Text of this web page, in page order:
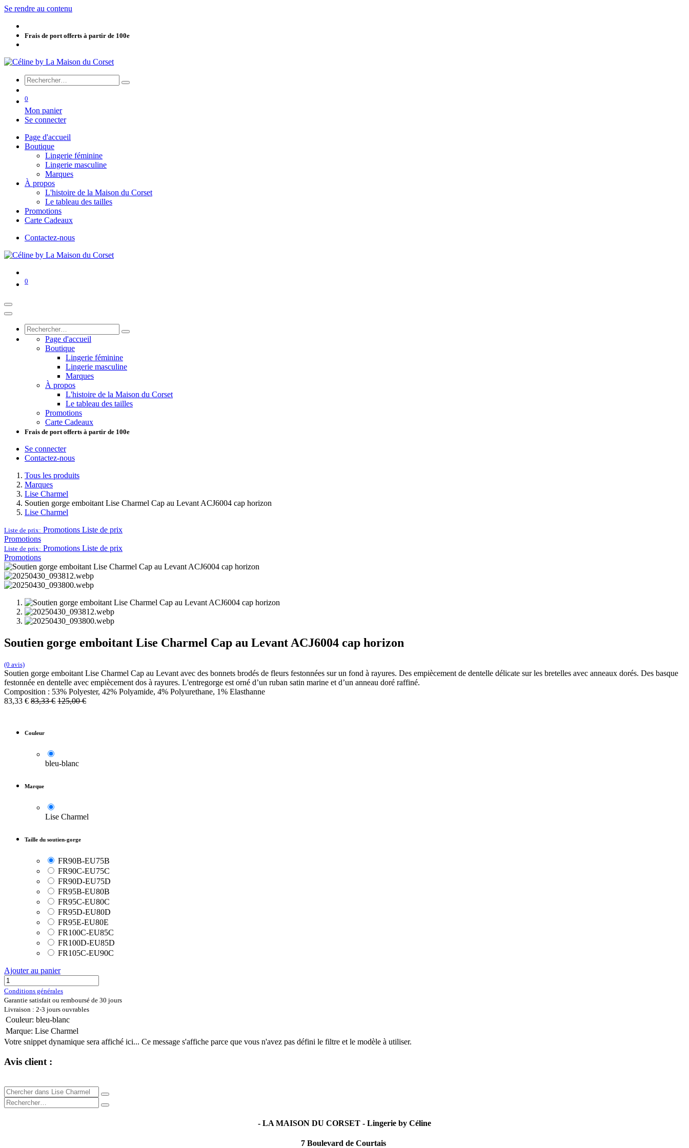
Se rendre au contenu
Frais de port offerts à partir de 100e
0
Mon panier
Se connecter
Page d'accueil
Boutique
Lingerie féminine
Lingerie masculine
Marques
À propos
L'histoire de la Maison du Corset
Le tableau des tailles
Promotions
Carte Cadeaux
Contactez-nous
0
Page d'accueil
Boutique
Lingerie féminine
Lingerie masculine
Marques
À propos
L'histoire de la Maison du Corset
Le tableau des tailles
Promotions
Carte Cadeaux
Frais de port offerts à partir de 100e
Se connecter
Contactez-nous
Tous les produits
Marques
Lise Charmel
Soutien gorge emboitant Lise Charmel Cap au Levant ACJ6004 cap horizon
Lise Charmel
Liste de prix: Promotions Liste de prix
Promotions
Liste de prix: Promotions Liste de prix
Promotions
Soutien gorge emboitant Lise Charmel Cap au Levant ACJ6004 cap horizon
(0 avis)
Soutien gorge emboitant Lise Charmel Cap au Levant avec des bonnets brodés de fleurs festonnées sur un fond à rayures. Des empiècement de dentelle délicate sur les bretelles avec anneaux dorés. Des basque
festonnée en dentelle avec empiècement dos à rayures. L'entregorge est orné d’un ruban satin marine et d’un anneau doré raffiné.
Composition : 53% Polyester, 42% Polyamide, 4% Polyurethane, 1% Elasthanne
83,33 € 83,33€ 125,00€
Couleur
bleu-blanc
Marque
Lise Charmel
Taille du soutien-gorge
FR90B-EU75B
FR90C-EU75C
FR90D-EU75D
FR95B-EU80B
FR95C-EU80C
FR95D-EU80D
FR95E-EU80E
FR100C-EU85C
FR100D-EU85D
FR105C-EU90C
Ajouter au panier
Conditions générales
Garantie satisfait ou remboursé de 30 jours
Livraison : 2-3 jours ouvrables
Couleur: bleu-blanc
Marque: Lise Charmel
Votre snippet dynamique sera affiché ici... Ce message s'affiche parce que vous n'avez pas défini le filtre et le modèle à utiliser.
Avis client :
- LA MAISON DU CORSET - Lingerie by Céline
7 Boulevard de Courtais